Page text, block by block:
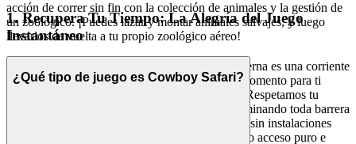
1. Recupera Tu Tiempo: La Alegría del Juego
Instantáneo
Tu tiempo es tu bien más precioso. La vida moderna es una corriente
implacable y cuando finalmente te reservas un momento para ti
mismo, deberías dedicarlo a jugar, no a esperar. Respetamos tu
horario y tu deseo de gratificación inmediata eliminando toda barrera
entre tú y tu aventura. Sin descargas engorrosas, sin instalaciones
interminables, sin actualizaciones frustrantes, solo acceso puro e
acción de correr sin fin con la colección de animales y la gestión de
un zoológico. ¡Puedes lazar y montar animales salvajes, y luego
llevarlos de vuelta a tu propio zoológico aéreo!
¿Qué tipo de juego es Cowboy Safari?